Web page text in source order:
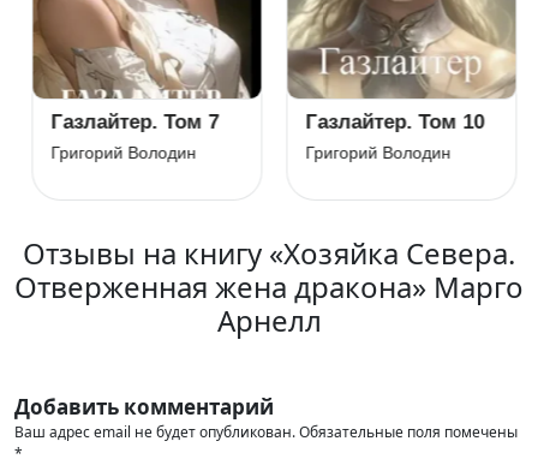
Газлайтер. Том 7
Григорий Володин
Газлайтер. Том 10
Григорий Володин
Отзывы на книгу «Хозяйка Севера.
Отверженная жена дракона» Марго
Арнелл
Добавить комментарий
Ваш адрес email не будет опубликован.Обязательные поля помечены
*